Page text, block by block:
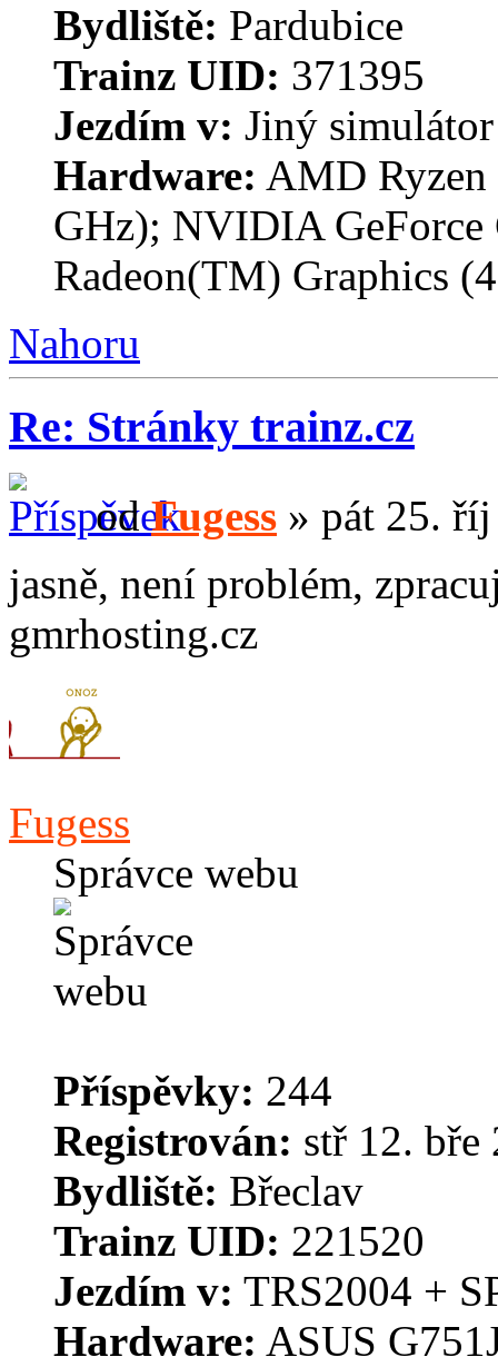
Bydliště: Pardubice
Trainz UID: 371395
Jezdím v: Jiný simulátor
Hardware: AMD Ryzen
GHz); NVIDIA
Radeon(TM) Graphics
Nahoru
Re: Stránky trainz.cz
odFugess » pát 25.
jasně, není problém,
gmrhosting.cz
Fugess
Správce webu
Příspěvky: 244
Registrován: stř 12. bře
Bydliště: Břeclav
Trainz UID: 221520
Jezdím v: TRS2004 +
Hardware: ASUS